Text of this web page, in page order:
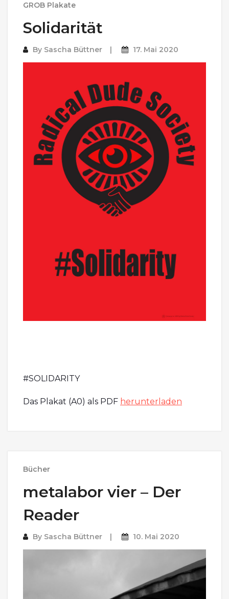
GROB Plakate
Solidarität
By Sascha Büttner 17. Mai 2020
#SOLIDARITY
Das Plakat (A0) als PDF herunterladen
Bücher
metalabor vier – Der
Reader
By Sascha Büttner 10. Mai 2020